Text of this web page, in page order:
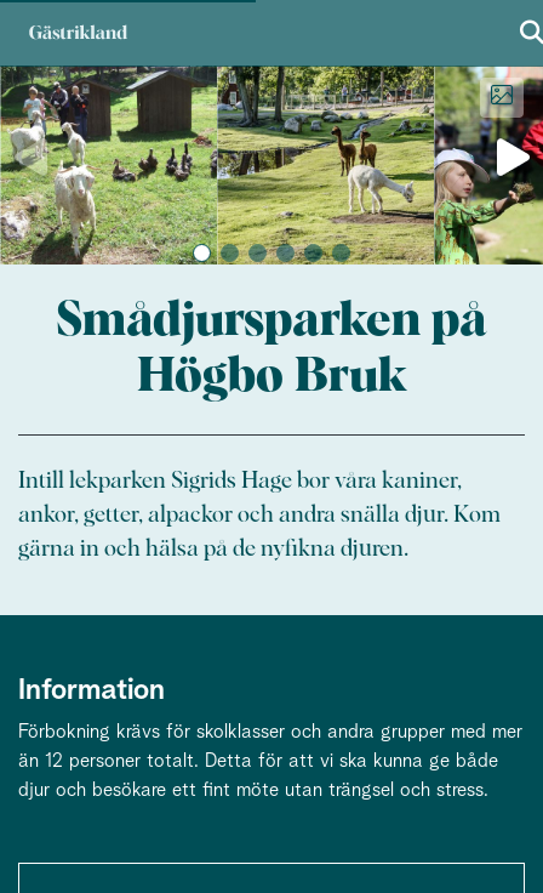
Smådjursparken på
Högbo Bruk
Intill lekparken Sigrids Hage bor våra kaniner,
ankor, getter, alpackor och andra snälla djur. Kom
gärna in och hälsa på de nyfikna djuren.
Information
Förbokning krävs för skolklasser och andra grupper med mer
än 12 personer totalt. Detta för att vi ska kunna ge både
djur och besökare ett fint möte utan trängsel och stress.